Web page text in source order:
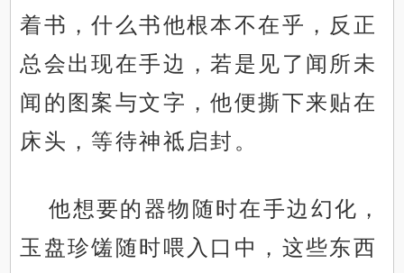
着书，什么书他根本不在乎，反正
总会出现在手边，若是见了闻所未
闻的图案与文字，他便撕下来贴在
床头，等待神祗启封。
他想要的器物随时在手边幻化，
玉盘珍馐随时喂入口中，这些东西